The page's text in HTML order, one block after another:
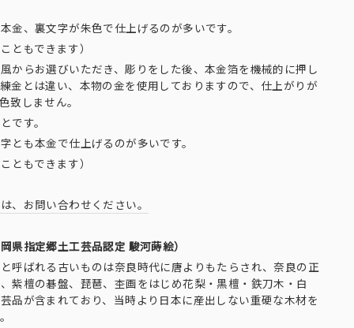
金、裏文字が朱色で仕上げるのが多いです。
ともできます）
からお選びいただき、彫りをした後、本金箔を機械的に押し
金とは違い、本物の金を使用しておりますので、仕上がりが
致しません。
です。
とも本金で仕上げるのが多いです。
ともできます）
、お問い合わせください。
県指定郷土工芸品認定 駿河蒔絵）
呼ばれる古いものは奈良時代に唐よりもたらされ、奈良の正
紫檀の碁盤、琵琶、杢画をはじめ花梨・黒檀・鉄刀木・白
品が含まれており、当時より日本に産出しない重硬な木材を